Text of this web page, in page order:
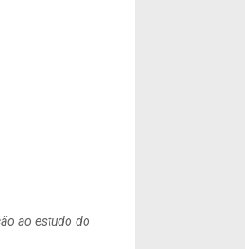
ao estudo do